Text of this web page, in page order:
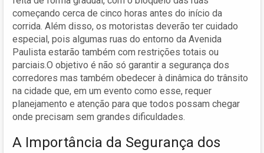
começando cerca de cinco horas antes do início da
corrida. Além disso, os motoristas deverão ter cuidado
especial, pois algumas ruas do entorno da Avenida
Paulista estarão também com restrições totais ou
parciais.O objetivo é não só garantir a segurança dos
corredores mas também obedecer à dinâmica do trânsito
na cidade que, em um evento como esse, requer
planejamento e atenção para que todos possam chegar
onde precisam sem grandes dificuldades.
A Importância da Segurança dos